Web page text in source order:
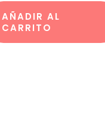
AÑADIR AL
CARRITO